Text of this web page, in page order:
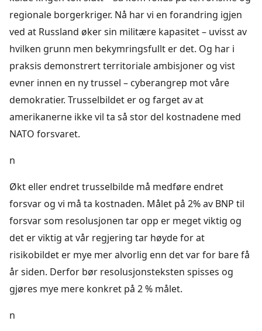
regionale borgerkriger. Nå har vi en forandring igjen
ved at Russland øker sin militære kapasitet – uvisst av
hvilken grunn men bekymringsfullt er det. Og har i
praksis demonstrert territoriale ambisjoner og vist
evner innen en ny trussel – cyberangrep mot våre
demokratier. Trusselbildet er og farget av at
amerikanerne ikke vil ta så stor del kostnadene med
NATO forsvaret.
n
Økt eller endret trusselbilde må medføre endret
forsvar og vi må ta kostnaden. Målet på 2% av BNP til
forsvar som resolusjonen tar opp er meget viktig og
det er viktig at vår regjering tar høyde for at
risikobildet er mye mer alvorlig enn det var for bare få
år siden. Derfor bør resolusjonsteksten spisses og
gjøres mye mere konkret på 2 % målet.
n